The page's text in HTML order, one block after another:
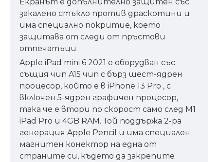
закалено стъкло против драскотини и
има специално покритие, което
защитава от следи от пръстови
отпечатъци.
Apple iPad mini 6 2021 е оборудван със
същия чип A15 чип с бърз шест-ядрен
процесор, който е в iPhone 13 Pro , с
включен 5-ядрен графичен процесор,
така че е втори по скорост само след M1
iPad Pro и 4GB RAM. Той поддържа 2-ра
генерация Apple Pencil и има специален
магнитен конектор на една от
страните си, където да закрепите